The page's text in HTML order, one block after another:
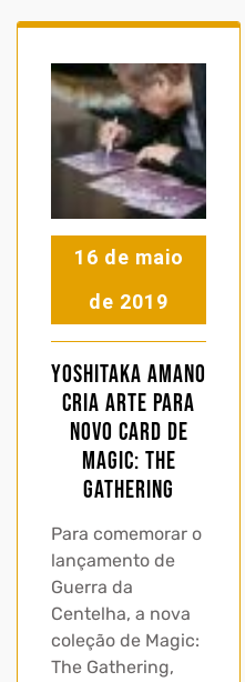
16 de maio
de 2019
Yoshitaka Amano
cria arte para
novo card de
Magic: The
Gathering
Para comemorar o
lançamento de
Guerra da
Centelha, a nova
coleção de Magic:
The Gathering,